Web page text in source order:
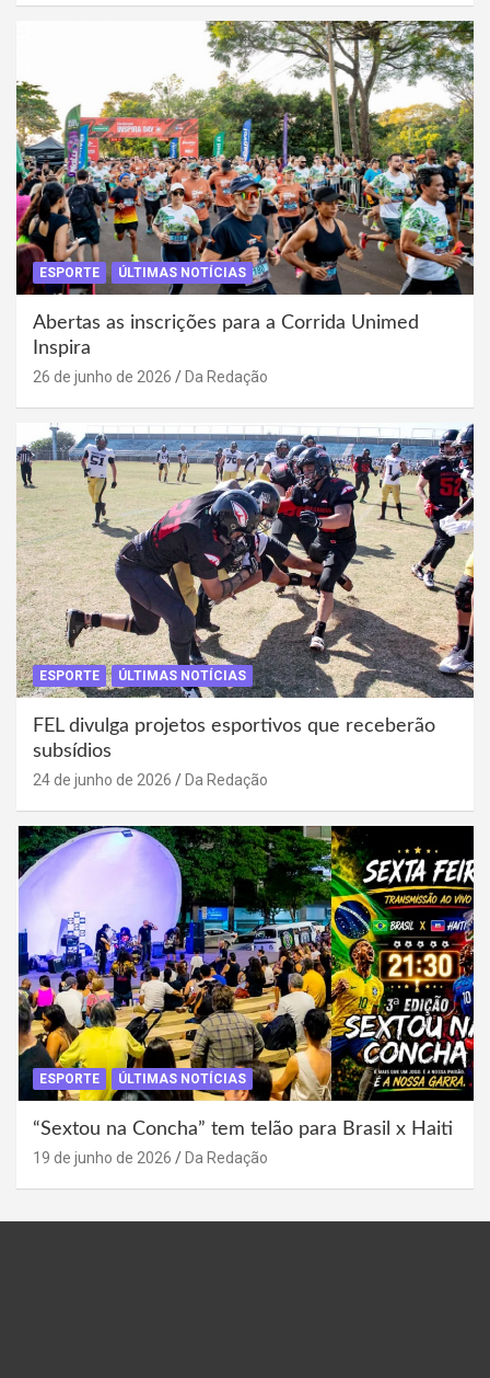
ESPORTE ÚLTIMAS NOTÍCIAS
Abertas as inscrições para a Corrida Unimed
Inspira
26 de junho de 2026 Da Redação
ESPORTE ÚLTIMAS NOTÍCIAS
FEL divulga projetos esportivos que receberão
subsídios
24 de junho de 2026 Da Redação
ESPORTE ÚLTIMAS NOTÍCIAS
“Sextou na Concha” tem telão para Brasil x Haiti
19 de junho de 2026 Da Redação